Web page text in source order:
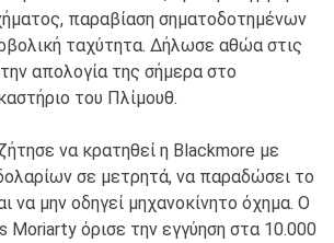
παραβίαση σηματοδοτημένων
ταχύτητα. Δήλωσε αθώα στις
απολογία της σήμερα στο
του Πλίμουθ.
να κρατηθεί η Blackmore με
σε μετρητά, να παραδώσει το
να μην οδηγεί μηχανοκίνητο όχημα. Ο
Moriarty όρισε την εγγύηση στα 10.000